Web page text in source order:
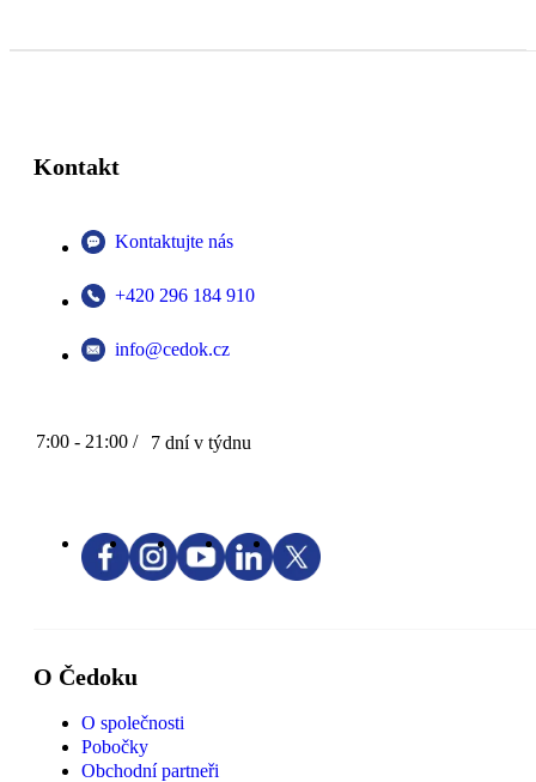
Kontakt
Kontaktujte nás
+420 296 184 910
info@cedok.cz
7:00 - 21:00 / 7 dní v týdnu
O Čedoku
O společnosti
Pobočky
Obchodní partneři